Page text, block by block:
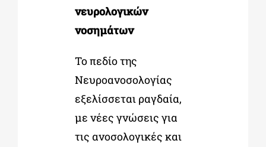
νευρολογικών
νοσημάτων
Το πεδίο της
Νευροανοσολογίας
εξελίσσεται ραγδαία,
με νέες γνώσεις για
τις ανοσολογικές και